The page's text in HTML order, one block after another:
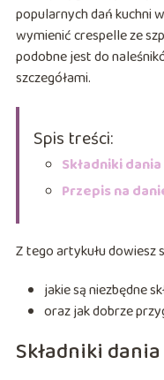
popularnych dań kuchni
wymienić crespelle ze
podobne jest do
szczegółami.
Spis treści:
Składniki dania
Przepis na
Z tego artykułu dowiesz
jakie są niezbędne
oraz jak dobrze
Składniki dania